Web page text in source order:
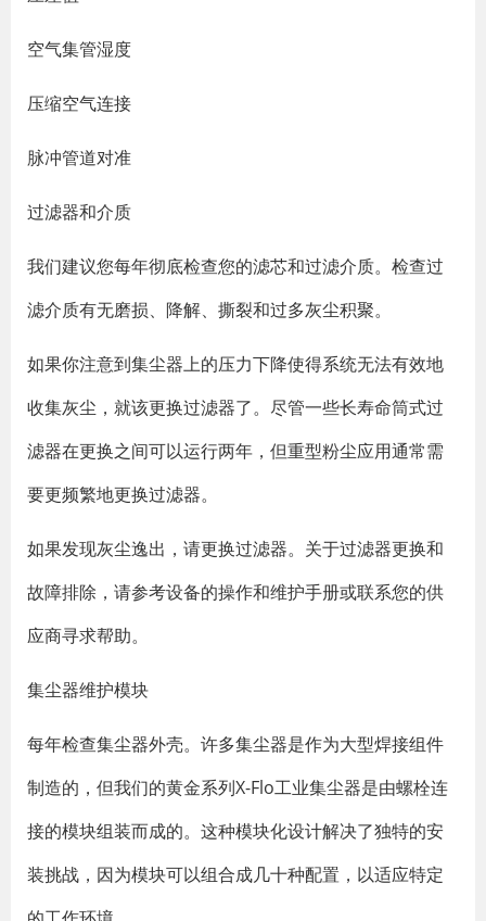
空气集管湿度
压缩空气连接
脉冲管道对准
过滤器和介质
我们建议您每年彻底检查您的滤芯和过滤介质。检查过
滤介质有无磨损、降解、撕裂和过多灰尘积聚。
如果你注意到集尘器上的压力下降使得系统无法有效地
收集灰尘，就该更换过滤器了。尽管一些长寿命筒式过
滤器在更换之间可以运行两年，但重型粉尘应用通常需
要更频繁地更换过滤器。
如果发现灰尘逸出，请更换过滤器。关于过滤器更换和
故障排除，请参考设备的操作和维护手册或联系您的供
应商寻求帮助。
集尘器维护模块
每年检查集尘器外壳。许多集尘器是作为大型焊接组件
制造的，但我们的黄金系列X-Flo工业集尘器是由螺栓连
接的模块组装而成的。这种模块化设计解决了独特的安
装挑战，因为模块可以组合成几十种配置，以适应特定